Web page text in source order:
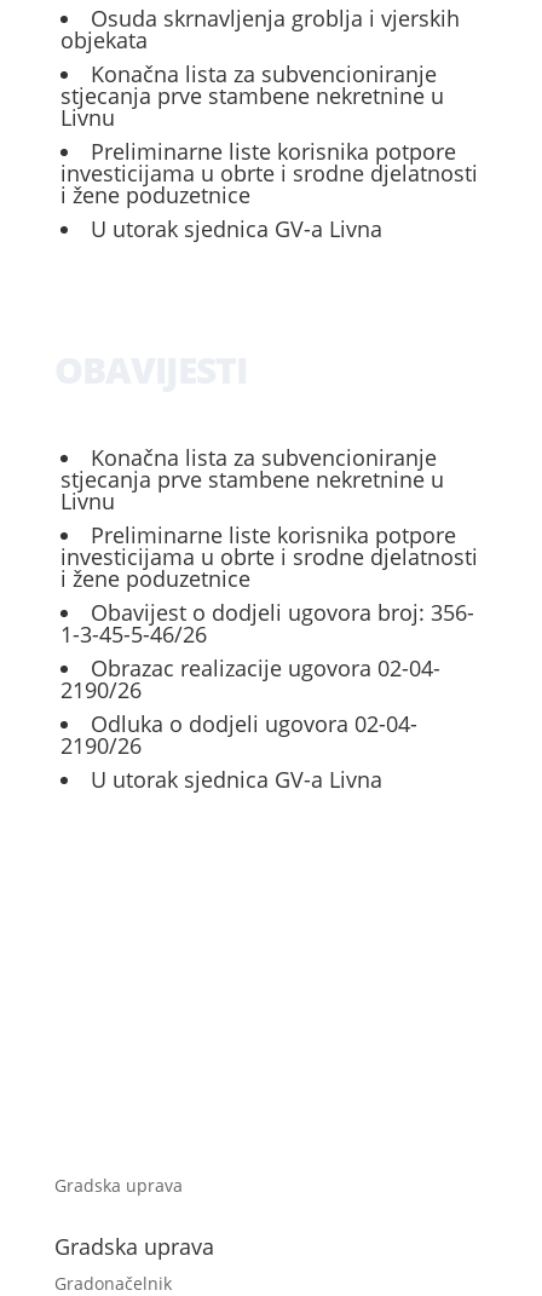
Osuda skrnavljenja groblja i vjerskih
objekata
Konačna lista za subvencioniranje
stjecanja prve stambene nekretnine u
Livnu
Preliminarne liste korisnika potpore
investicijama u obrte i srodne djelatnosti
i žene poduzetnice
U utorak sjednica GV-a Livna
Konačna lista za subvencioniranje
stjecanja prve stambene nekretnine u
Livnu
Preliminarne liste korisnika potpore
investicijama u obrte i srodne djelatnosti
i žene poduzetnice
Obavijest o dodjeli ugovora broj: 356-
1-3-45-5-46/26
Obrazac realizacije ugovora 02-04-
2190/26
Odluka o dodjeli ugovora 02-04-
2190/26
U utorak sjednica GV-a Livna
Gradska uprava
Gradska uprava
Gradonačelnik